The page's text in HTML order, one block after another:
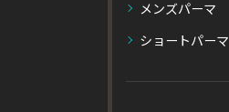
メンズパーマ
ショートパーマ